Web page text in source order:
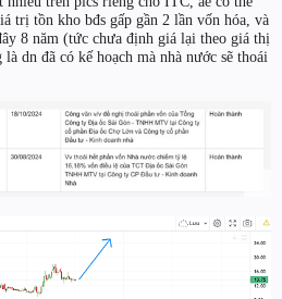
trị tồn kho bđs gấp gần 2 lần vốn hóa, và
8 năm (tức chưa định giá lại theo giá thị
dn đã có kế hoạch mà nhà nước sẽ thoái